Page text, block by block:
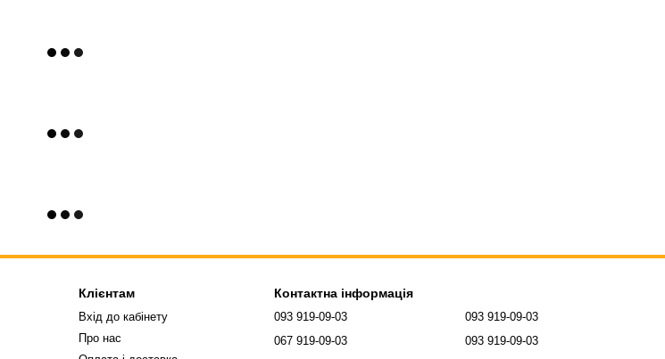
Клієнтам
Вхід до кабінету
Про нас
Контактна інформація
093 919-09-03
067 919-09-03
093 919-09-03
093 919-09-03